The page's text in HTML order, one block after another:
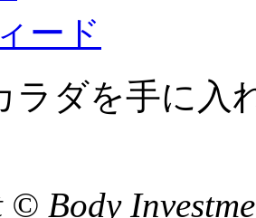
ード
ラダを手に入
Body